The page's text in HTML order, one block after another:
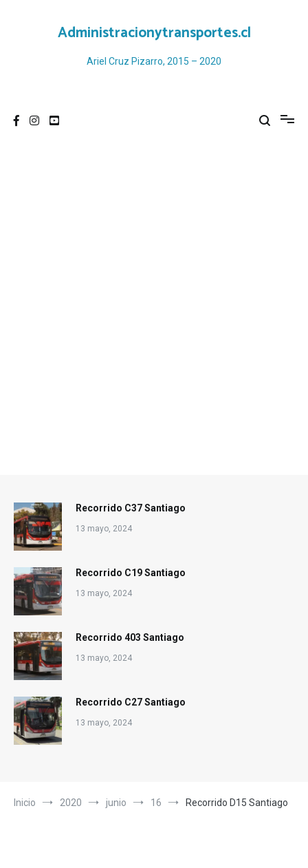
Administracionytransportes.cl
Ariel Cruz Pizarro, 2015 – 2020
Recorrido C37 Santiago
13 mayo, 2024
Recorrido C19 Santiago
13 mayo, 2024
Recorrido 403 Santiago
13 mayo, 2024
Recorrido C27 Santiago
13 mayo, 2024
Inicio 2020 junio 16 Recorrido D15 Santiago